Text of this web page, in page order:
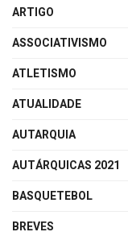
ARTIGO
ASSOCIATIVISMO
ATLETISMO
ATUALIDADE
AUTARQUIA
AUTÁRQUICAS 2021
BASQUETEBOL
BREVES